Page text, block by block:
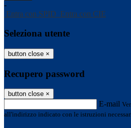
-
Entra con SPID Entra con CIE
Seleziona utente
button close ×
Recupero password
button close ×
E-mail
all'indirizzo indicato con le istruzioni